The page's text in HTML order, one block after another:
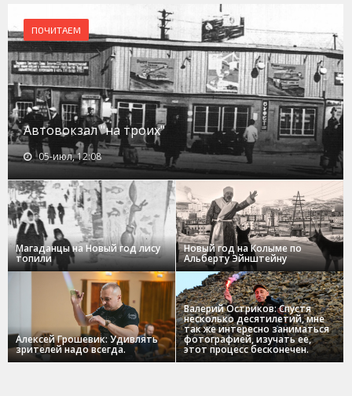
ПОЧИТАЕМ
Автовокзал "на троих"
05-июл, 12:08
Магаданцы на Новый год лису
топили
Новый год на Колыме по
Альберту Эйнштейну
Алексей Грошевик: Удивлять
зрителей надо всегда.
Валерий Остриков: Спустя
несколько десятилетий, мне
так же интересно заниматься
фотографией, изучать ее,
этот процесс бесконечен.